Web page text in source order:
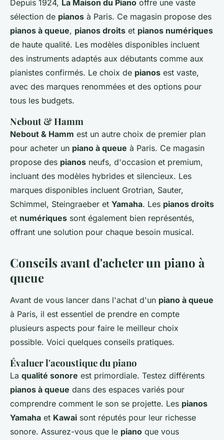
Depuis 1924, La Maison du Piano offre une vaste
sélection de pianos à Paris. Ce magasin propose des
pianos à queue, pianos droits et pianos numériques
de haute qualité. Les modèles disponibles incluent
des instruments adaptés aux débutants comme aux
pianistes confirmés. Le choix de pianos est vaste,
avec des marques renommées et des options pour
tous les budgets.
Nebout & Hamm
Nebout & Hamm est un autre choix de premier plan
pour acheter un piano à queue à Paris. Ce magasin
propose des pianos neufs, d'occasion et premium,
incluant des modèles hybrides et silencieux. Les
marques disponibles incluent Grotrian, Sauter,
Schimmel, Steingraeber et Yamaha. Les pianos droits
et numériques sont également bien représentés,
offrant une solution pour chaque besoin musical.
Conseils avant d'acheter un piano à
queue
Avant de vous lancer dans l'achat d'un piano à queue
à Paris, il est essentiel de prendre en compte
plusieurs aspects pour faire le meilleur choix
possible. Voici quelques conseils pratiques.
Évaluer l'acoustique du piano
La qualité sonore est primordiale. Testez différents
pianos à queue dans des espaces variés pour
comprendre comment le son se projette. Les pianos
Yamaha et Kawai sont réputés pour leur richesse
sonore. Assurez-vous que le piano que vous